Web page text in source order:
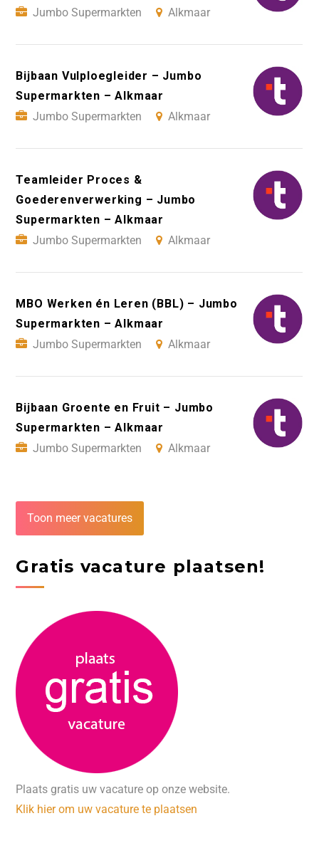
Jumbo Supermarkten Alkmaar
Bijbaan Vulploegleider – Jumbo
Supermarkten – Alkmaar
Jumbo Supermarkten
Alkmaar
Teamleider Proces &
Goederenverwerking – Jumbo
Supermarkten – Alkmaar
Jumbo Supermarkten
Alkmaar
MBO Werken én Leren (BBL) – Jumbo
Supermarkten – Alkmaar
Jumbo Supermarkten
Alkmaar
Bijbaan Groente en Fruit – Jumbo
Supermarkten – Alkmaar
Jumbo Supermarkten
Alkmaar
Toon meer vacatures
Gratis vacature plaatsen!
Plaats gratis uw vacature op onze website.
Klik hier om uw vacature te plaatsen